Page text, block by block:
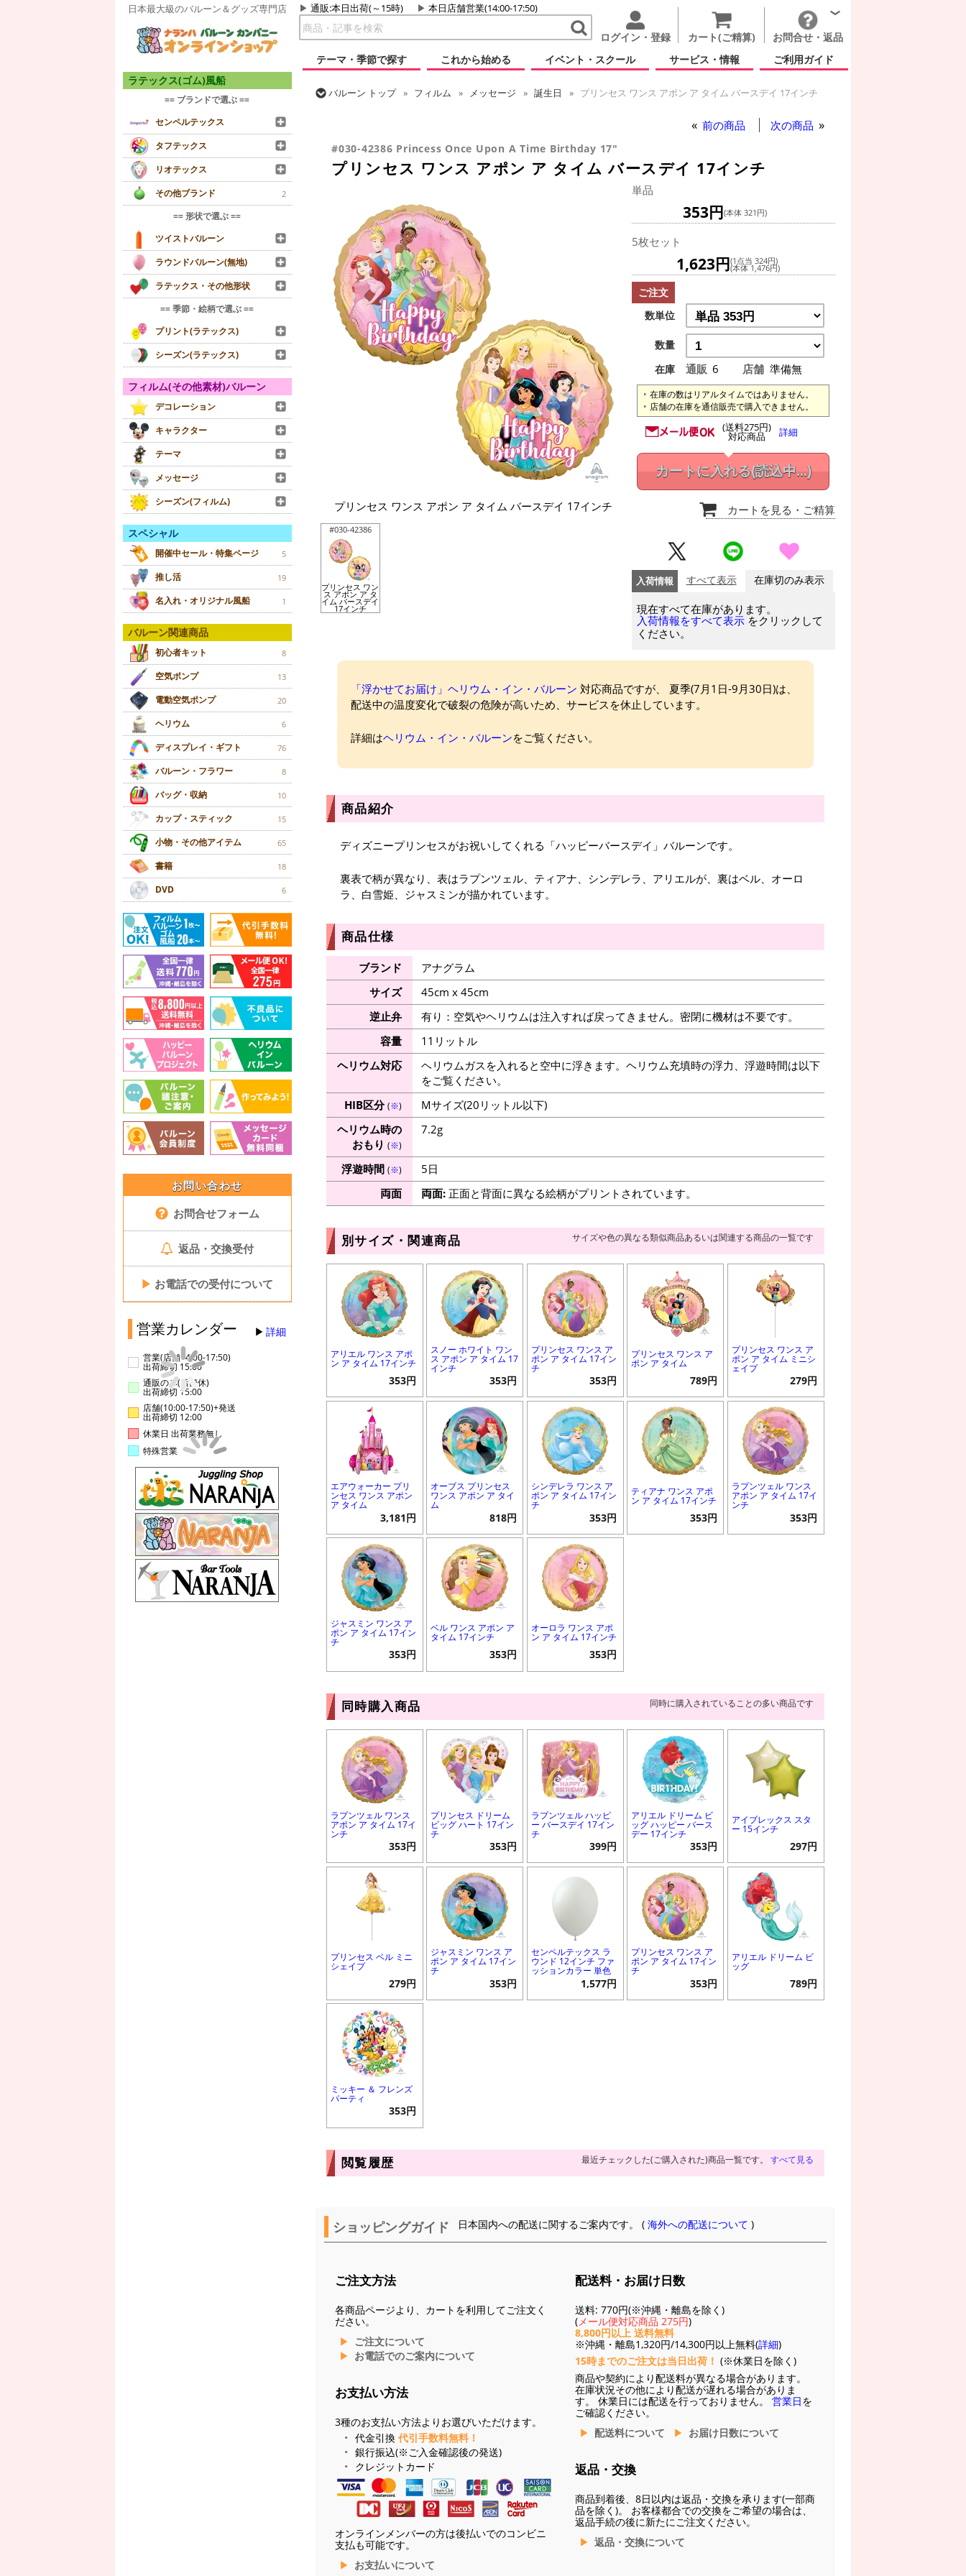
日本最大級のバルーン＆グッズ専門店 通販:本日出荷(～15時) 本日店舗営業(14:00-17:50)
ログイン・登録 カート(ご精算)
お問合せ・返品
テーマ・季節で探す
これから始める イベント・スクール サービス・情報 ご利用ガイド
ラテックス(ゴム)風船
== ブランドで選ぶ ==
センペルテックス
タフテックス
リオテックス
その他ブランド
2
== 形状で選ぶ ==
ツイストバルーン
ラウンドバルーン(無地)
ラテックス・その他形状
== 季節・絵柄で選ぶ ==
プリント(ラテックス)
シーズン(ラテックス)
フィルム(その他素材)バルーン
デコレーション
キャラクター
テーマ
メッセージ
シーズン(フィルム)
スペシャル
開催中セール・特集ページ 5
推し活 19
名入れ・オリジナル風船 1
バルーン関連商品
初心者キット 8
空気ポンプ 13
電動空気ポンプ 20
ヘリウム 6
ディスプレイ・ギフト 76
バルーン・フラワー 8
バッグ・収納 10
カップ・スティック 15
小物・その他アイテム 65
書籍 18
DVD 6
お問い合わせ
お問合せフォーム
返品・交換受付
▶ お電話での受付について
営業カレンダー 詳細
営業(店舗14:00-17:50)
出荷締切 15:00
通販のみ(店舗休)
出荷締切 15:00
店舗(10:00-17:50)+発送
出荷締切 12:00
休業日 出荷業務無し
特殊営業
バルーン トップ フィルム メッセージ 誕生日
プリンセス ワンス アポン ア タイム バースデイ 17インチ
前の商品 次の商品
#030-42386 Princess Once Upon A Time Birthday 17"
プリンセス ワンス アポン ア タイム バースデイ 17インチ
プリンセス ワンス アポン ア タイム バースデイ 17インチ
#030-42386
プリンセス ワン
ス アポン ア タ
イム バースデイ
17インチ
単品
353円(本体 321円)
5枚セット
1,623円(1点当 324円)
(本体 1,476円)
ご注文
数単位
数量
在庫
通販 6 店舗 準備無
在庫の数はリアルタイムではありません。
店舗の在庫を通信販売で購入できません。
(送料275円)
対応商品 詳細
カートに入れる(読込中...)
カートを見る ・ご精算
入荷情報 すべて表示 在庫切のみ表示
現在すべて在庫があります。
入荷情報をすべて表示 をクリックして
ください。
「浮かせてお届け」ヘリウム・イン・バルーン 対応商品ですが、 夏季(7月1日-9月30日)は、
配送中の温度変化で破裂の危険が高いため、サービスを休止しています。
詳細はヘリウム・イン・バルーンをご覧ください。
商品紹介
ディズニープリンセスがお祝いしてくれる「ハッピーバースデイ」バルーンです。
裏表で柄が異なり、表はラプンツェル、ティアナ、シンデレラ、アリエルが、裏はベル、オーロ
ラ、白雪姫、ジャスミンが描かれています。
商品仕様
ブランド
アナグラム
サイズ
45cm x 45cm
逆止弁
有り：空気やヘリウムは注入すれば戻ってきません。密閉に機材は不要です。
容量
11リットル
ヘリウム対応
ヘリウムガスを入れると空中に浮きます。ヘリウム充填時の浮力、浮遊時間は以下
をご覧ください。
HIB区分(※)
Mサイズ(20リットル以下)
ヘリウム時の
おもり (※)
7.2g
浮遊時間 (※)
5日
両面
両面:正面と背面に異なる絵柄がプリントされています。
別サイズ・関連商品 サイズや色の異なる類似商品あるいは関連する商品の一覧です
アリエル ワンス アポ
ン ア タイム 17インチ
353円
スノー ホワイト ワン
ス アポン ア タイム 17
インチ
353円
プリンセス ワンス ア
ポン ア タイム 17イン
チ
353円
プリンセス ワンス ア
ポン ア タイム
789円
プリンセス ワンス ア
ポン ア タイム ミニシ
ェイプ
279円
エアウォーカー プリ
ンセス ワンス アポン
ア タイム
3,181円
オーブス プリンセス
ワンス アポン ア タイ
ム
818円
シンデレラ ワンス ア
ポン ア タイム 17イン
チ
353円
ティアナ ワンス アポ
ン ア タイム 17インチ
353円
ラプンツェル ワンス
アポン ア タイム 17イ
ンチ
353円
ジャスミン ワンス ア
ポン ア タイム 17イン
チ
353円
ベル ワンス アポン ア
タイム 17インチ
353円
オーロラ ワンス アポ
ン ア タイム 17インチ
353円
同時購入商品 同時に購入されていることの多い商品です
ラプンツェル ワンス
アポン ア タイム 17イ
ンチ
353円
プリンセス ドリーム
ビッグ ハート 17イン
チ
353円
ラプンツェル ハッピ
ー バースデイ 17イン
チ
399円
アリエル ドリーム ビ
ッグ ハッピー バース
デー 17インチ
353円
アイブレックス スタ
ー 15インチ
297円
プリンセス ベル ミニ
シェイプ
279円
ジャスミン ワンス ア
ポン ア タイム 17イン
チ
353円
センペルテックス ラ
ウンド 12インチ ファ
ッションカラー 単色
1,577円
プリンセス ワンス ア
ポン ア タイム 17イン
チ
353円
アリエル ドリーム ビ
ッグ
789円
ミッキー ＆ フレンズ
パーティ
353円
閲覧履歴 最近チェックした(ご購入された)商品一覧です。 すべて見る
ショッピングガイド 日本国内への配送に関するご案内です。 (海外への配送について )
ご注文方法
各商品ページより、カートを利用してご注文く
ださい。
ご注文について
お電話でのご案内について
お支払い方法
3種のお支払い方法よりお選びいただけます。
代金引換 代引手数料無料！
銀行振込(※ご入金確認後の発送)
クレジットカード
オンラインメンバーの方は後払いでのコンビニ
支払も可能です。
お支払いについて
配送料・お届け日数
送料: 770円(※沖縄・離島を除く)
(メール便対応商品 275円)
8,800円以上 送料無料
※沖縄・離島1,320円/14,300円以上無料(詳細)
15時までのご注文は当日出荷！ (※休業日を除く)
商品や契約により配送料が異なる場合があります。
在庫状況その他により配送が遅れる場合がありま
す。 休業日には配送を行っておりません。 営業日を
ご確認ください。
配送料について
お届け日数について
返品・交換
商品到着後、8日以内は返品・交換を承ります(一部商
品を除く)。 お客様都合での交換をご希望の場合は、
返品手続の後に新たにご注文ください。
返品・交換について